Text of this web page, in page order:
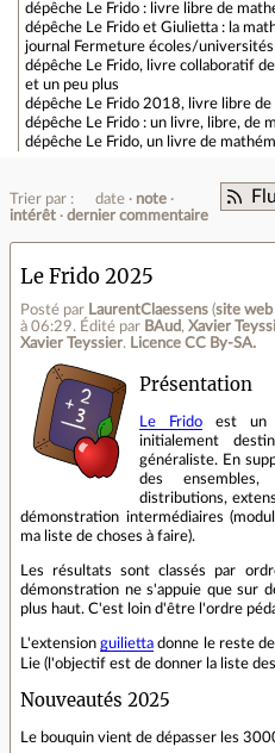
dépêche
Le Frido : livre libre de
dépêche
Le Frido et Giulietta : la
journal
Fermeture écoles/universités
dépêche
Le Frido, livre collaboratif
et un peu plus
dépêche
Le Frido 2018, livre libre
dépêche
Le Frido : un livre, libre, de
dépêche
Le Frido, un livre de
Trier par : date
note
intérêt
dernier commentaire
Le Frido 2025
Posté par LaurentClaessens (site web
à 06:29. Édité par BAud, Xavier
Xavier Teyssier. Licence CC By‑SA.
Présentation
Le Fridoest un
initialement
généraliste. En
des
distributions,
démonstration intermédiaires
ma liste de choses à faire).
Les résultats sont classés par
démonstration ne s'appuie que sur
plus haut. C'est loin d'être l'ordre
L'extensionguilietta donne le reste
Lie (l'objectif est de donner la liste
Nouveautés 2025
Le bouquin vient de dépasser les